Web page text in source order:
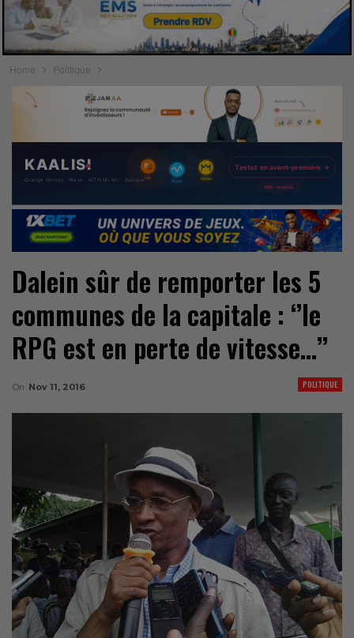
Home Politique
Dalein sûr de remporter les 5
communes de la capitale : ‘’le
RPG est en perte de vitesse…’’
POLITIQUE
On Nov 11, 2016